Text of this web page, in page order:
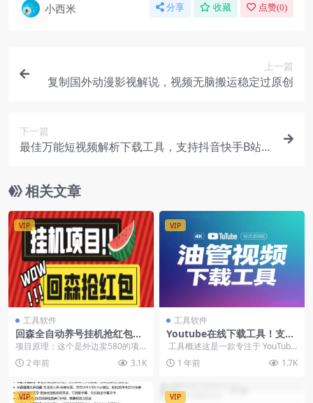
小西米 分享 收藏 点赞(0)
上一篇
复制国外动漫影视解说，视频无脑搬运稳定过原创
下一篇
最佳万能短视频解析下载工具，支持抖音快手B站小
相关文章
VIP
工具软件
回森全自动养号挂机抢红包项
目，单号一天5-10+【自动脚
本+使用教程】【已破解】
项目原理：这个是外边卖580的项
目！！利用脚本进入回森直播间抢
红包，脚本全自动抢...
2 年前 3.1K
VIP
工具软件
Youtube在线下载工具！支持
最高4K画质下载，支持多格
式、缩略图油管视频下载工具
【在线工具】
工具概述这是一款专注于 YouTube
视频下载的高性能在线工具，支...
1 年前 1.7K
VIP VIP